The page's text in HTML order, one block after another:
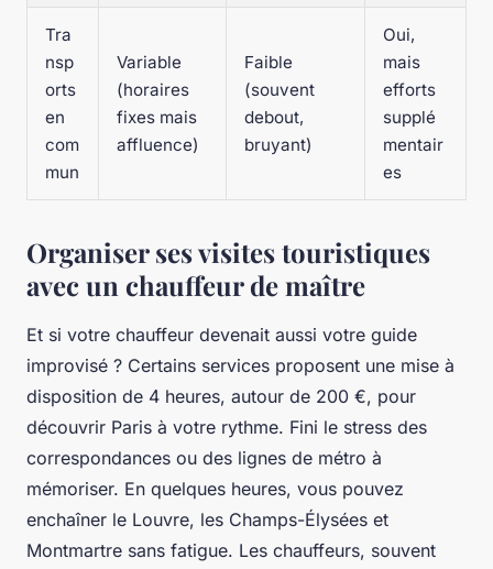
Tra
nsp
orts
en
com
mun
Variable
(horaires
fixes mais
affluence)
Faible
(souvent
debout,
bruyant)
Oui,
mais
efforts
supplé
mentair
es
Organiser ses visites touristiques
avec un chauffeur de maître
Et si votre chauffeur devenait aussi votre guide
improvisé ? Certains services proposent une mise à
disposition de 4 heures, autour de 200 €, pour
découvrir Paris à votre rythme. Fini le stress des
correspondances ou des lignes de métro à
mémoriser. En quelques heures, vous pouvez
enchaîner le Louvre, les Champs-Élysées et
Montmartre sans fatigue. Les chauffeurs, souvent